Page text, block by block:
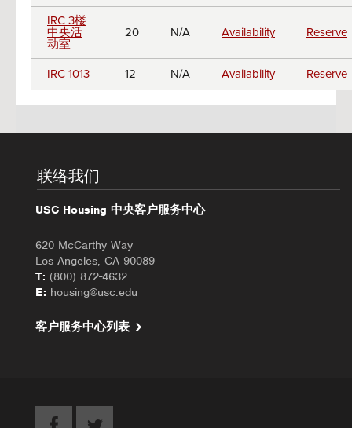
常见问题解答
IRC 3楼
中央活
动室
20 N/A Availability Reserve
IRC 1013 12 N/A Availability Reserve
联络我们
USC Housing 中央客户服务中心
620 McCarthy Way
Los Angeles, CA 90089
T: (800) 872-4632
E: housing@usc.edu
客户服务中心列表